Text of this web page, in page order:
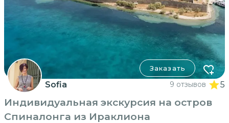
Заказать
Sofia 9 отзывов 5
Индивидуальная экскурсия на остров
Спиналонга из Ираклиона